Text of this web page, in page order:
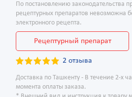
По постановлению законодательства
рецептурных препаратов невозможна
электронного рецепта.
Рецептурный препарат
2 отзыва
Доставка по Ташкенту - В течение 2-х
момента оплаты заказа.